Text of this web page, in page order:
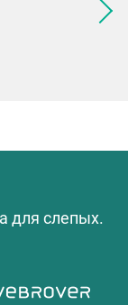
для слепых.